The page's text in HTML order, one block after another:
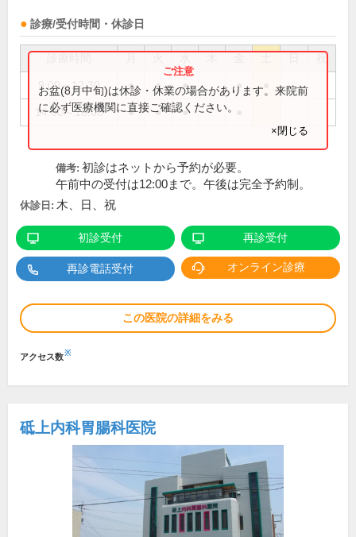
診療/受付時間・休診日
祝
9:00～12:30 ● ● ● ●
14:00～18:00 ● ● ●
お盆(8月中旬)は休診・休業の場合があります。来院前
に必ず医療機関に直接ご確認ください。
×閉じる
備考: 初診はネットから予約が必要。
午前中の受付は12:00まで。午後は完全予約制。
休診日: 木、日、祝
初診受付 再診受付
再診電話受付 オンライン診療
この医院の詳細をみる
アクセス数※
砥上内科胃腸科医院